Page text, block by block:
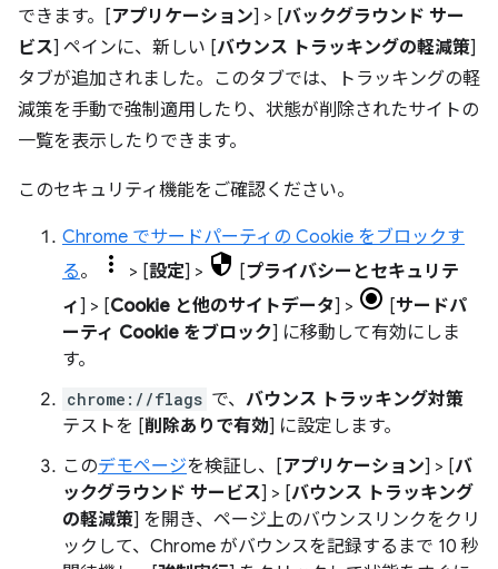
できます。[アプリケーション] > [バックグラウンド サー
ビス] ペインに、新しい [バウンス トラッキングの軽減策]
タブが追加されました。このタブでは、トラッキングの軽
減策を手動で強制適用したり、状態が削除されたサイトの
一覧を表示したりできます。
このセキュリティ機能をご確認ください。
Chrome でサードパーティの Cookie をブロックす
る。 > [設定] > [プライバシーとセキュリテ
ィ ] > [Cookie と他のサイトデータ] > [サードパ
ーティ Cookie をブロック] に移動して有効にしま
す。
chrome://flags で、 バウンス トラッキング対策
テストを [削除ありで有効] に設定します。
このデモページを検証し、[アプリケーション] > [バ
ックグラウンド サービス] > [バウンス トラッキング
の軽減策] を開き、ページ上のバウンスリンクをクリ
ックして、Chrome がバウンスを記録するまで 10 秒